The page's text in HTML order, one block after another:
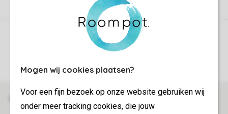
Mogen wij cookies plaatsen?
Voor een fijn bezoek op onze website gebruiken wij
onder meer tracking cookies, die jouw
Controle over jouw gegevens & privacy
Veilig en snel online boeken